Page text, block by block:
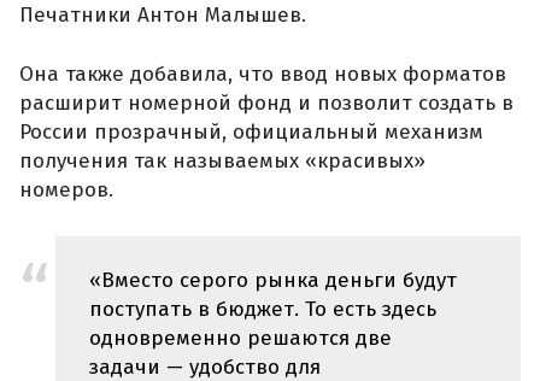
Печатники Антон Малышев.
Она также добавила, что ввод новых форматов
расширит номерной фонд и позволит создать в
России прозрачный, официальный механизм
получения так называемых «красивых»
номеров.
«Вместо серого рынка деньги будут
поступать в бюджет. То есть здесь
одновременно решаются две
задачи — удобство для